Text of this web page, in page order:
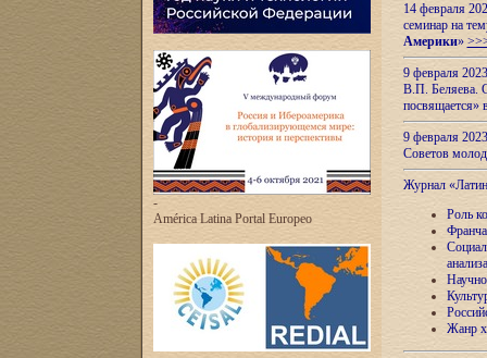
-
América Latina Portal Europeo
14 февраля
семинар на
Америки»
9 февраля
В.П. Беляева.
посвящается»
9 февраля
Советов
Журнал
Роль
анализа
Жанр